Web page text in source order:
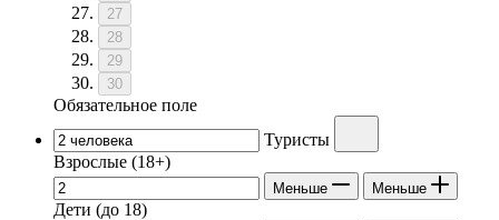
27
28
29
30
Обязательное поле
Туристы
Взрослые (18+)
Меньше Меньше
Дети (до 18)